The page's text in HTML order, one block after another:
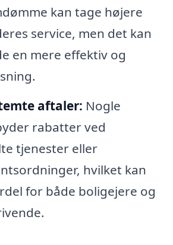
kan tage højere
service, men det kan
en mere effektiv og
aftaler: Nogle
rabatter ved
tjenester eller
hvilket kan
for både boligejere og